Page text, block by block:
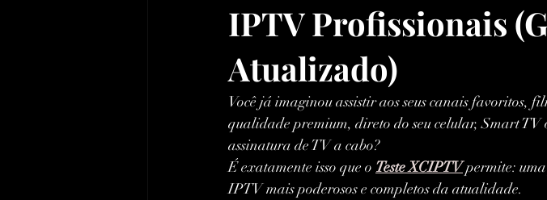
IPTV Profissionais
Atualizado)
Você já imaginou assistir aos seus canais favoritos,
qualidade premium, direto do seu celular, Smart
assinatura de TV a cabo?
É exatamente isso que o Teste XCIPTV permite:
IPTV mais poderosos e completos da atualidade.